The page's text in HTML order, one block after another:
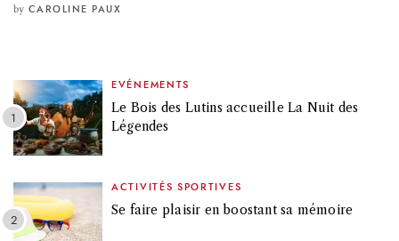
by CAROLINE PAUX
EVÉNEMENTS
Le Bois des Lutins accueille La Nuit des
Légendes
ACTIVITÉS SPORTIVES
Se faire plaisir en boostant sa mémoire